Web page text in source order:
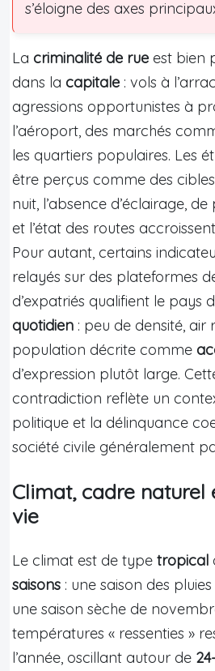
s’éloigne des axes
La criminalité de rue est bien
dans la capitale : vols à
agressions opportunistes à
l’aéroport, des marchés
les quartiers populaires. Les
être perçus comme des
nuit, l’absence d’éclairage,
et l’état des routes
Pour autant, certains
relayés sur des plateformes
d’expatriés qualifient le pays
quotidien : peu de densité,
population décrite comme
d’expression plutôt large.
contradiction reflète un
politique et la délinquance
société civile généralement
Climat, cadre naturel
vie
Le climat est de type tropical
saisons : une saison des
une saison sèche de
températures « ressenties »
l’année, oscillant autour de